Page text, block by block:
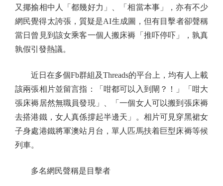
又揶揄相中人「都幾好力」、「相當本事」，亦有不少
網民覺得太誇張，質疑是AI生成圖，但有目擊者卻聲稱
當日曾見到該女乘客一個人搬床褥「推吓停吓」，孰真
孰假引發熱議。
近日在多個Fb群組及Threads的平台上，均有人上載
該兩張相片並留言指：「咁都可以入到閘？！」「咁大
張床褥居然無職員發現」、「一個女人可以搬到張床褥
去搭港鐵，女人真係撐起半邊天」。相片可見穿黑裙女
子身處港鐵將軍澳站月台，單人匹馬扶着巨型床褥等候
列車。
多名網民聲稱是目擊者